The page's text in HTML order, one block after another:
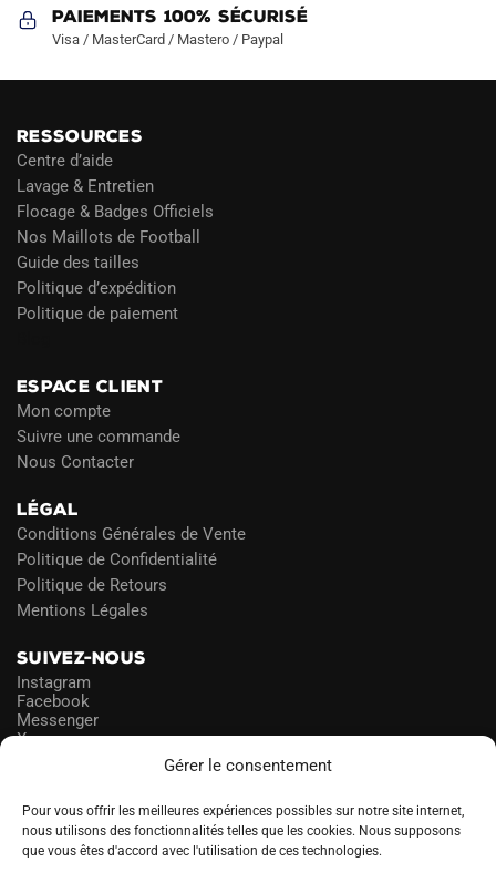
Gérer le consentement
Pour vous offrir les meilleures expériences possibles sur notre site internet,
nous utilisons des fonctionnalités telles que les cookies. Nous supposons
que vous êtes d'accord avec l'utilisation de ces technologies.
Paiements 100% Sécurisé
Visa / MasterCard / Mastero / Paypal
RESSOURCES
Centre d’aide
Lavage & Entretien
Flocage & Badges Officiels
Nos Maillots de Football
Guide des tailles
Politique d’expédition
Politique de paiement
ESPACE CLIENT
Mon compte
Suivre une commande
Nous Contacter
LÉGAL
Conditions Générales de Vente
Politique de Confidentialité
Politique de Retours
Mentions Légales
SUIVEZ-NOUS
Instagram
Facebook
Messenger
X